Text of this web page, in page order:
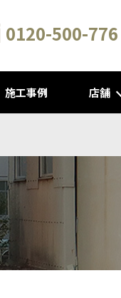
0120-500-776
施工事例 店舗